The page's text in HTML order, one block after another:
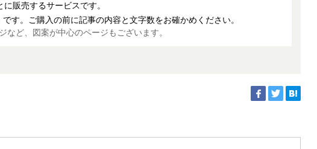
販売するサービスです。
です。ご購入の前に記事の内容と文字数をお確かめください。
など、図案が中心のページもございます。